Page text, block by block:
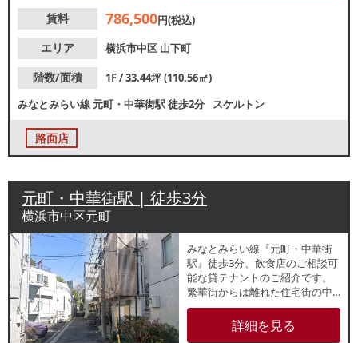
賃料 786,500円(税込)
エリア
横浜市中区 山下町
階数/面積
1F / 33.44坪 (110.56㎡)
みなとみらい線元町・中華街駅徒歩2分 スケルトン
路面店
元町・中華街駅 | 徒歩3分
横浜市中区元町
みなとみらい線『元町・中華街
駅』徒歩3分、飲食店のご相談可
能な貸テナントのご紹介です。
繁華街からは離れた住宅街の中
にある落ち着いた立地で、隠れ
家的物件をお探しの方におすす
めです。ご検討の方はお気軽に
詳細を見る